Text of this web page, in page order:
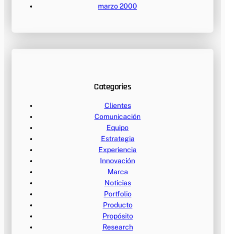
marzo 2000
Categories
Clientes
Comunicación
Equipo
Estrategia
Experiencia
Innovación
Marca
Noticias
Portfolio
Producto
Propósito
Research